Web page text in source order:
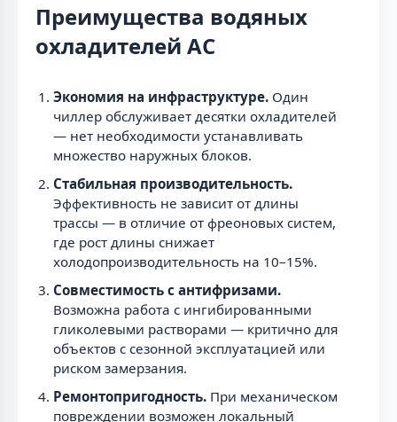
Преимущества водяных
охладителей AC
Экономия на инфраструктуре. Один
чиллер обслуживает десятки охладителей
— нет необходимости устанавливать
множество наружных блоков.
Стабильная производительность.
Эффективность не зависит от длины
трассы — в отличие от фреоновых систем,
где рост длины снижает
холодопроизводительность на 10–15%.
Совместимость с антифризами.
Возможна работа с ингибированными
гликолевыми растворами — критично для
объектов с сезонной эксплуатацией или
риском замерзания.
Ремонтопригодность. При механическом
повреждении возможен локальный